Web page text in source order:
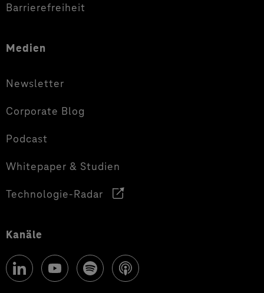
Barrierefreiheit
Medien
Newsletter
Corporate Blog
Podcast
Whitepaper & Studien
Technologie-Radar
Kanäle